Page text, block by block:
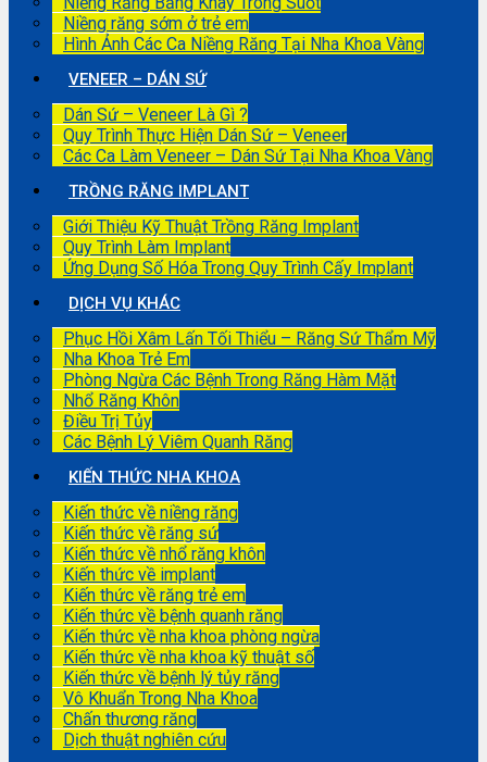
Niềng răng sớm ở trẻ em
Hình Ảnh Các Ca Niềng Răng Tại Nha Khoa Vàng
VENEER – DÁN SỨ
Dán Sứ – Veneer Là Gì ?
Quy Trình Thực Hiện Dán Sứ – Veneer
Các Ca Làm Veneer – Dán Sứ Tại Nha Khoa Vàng
TRỒNG RĂNG IMPLANT
Giới Thiệu Kỹ Thuật Trồng Răng Implant
Quy Trình Làm Implant
Ứng Dụng Số Hóa Trong Quy Trình Cấy Implant
DỊCH VỤ KHÁC
Phục Hồi Xâm Lấn Tối Thiểu – Răng Sứ Thẩm Mỹ
Nha Khoa Trẻ Em
Phòng Ngừa Các Bệnh Trong Răng Hàm Mặt
Nhổ Răng Khôn
Điều Trị Tủy
Các Bệnh Lý Viêm Quanh Răng
KIẾN THỨC NHA KHOA
Kiến thức về niềng răng
Kiến thức về răng sứ
Kiến thức về nhổ răng khôn
Kiến thức về implant
Kiến thức về răng trẻ em
Kiến thức về bệnh quanh răng
Kiến thức về nha khoa phòng ngừa
Kiến thức về nha khoa kỹ thuật số
Kiến thức về bệnh lý tủy răng
Vô Khuẩn Trong Nha Khoa
Chấn thương răng
Dịch thuật nghiên cứu